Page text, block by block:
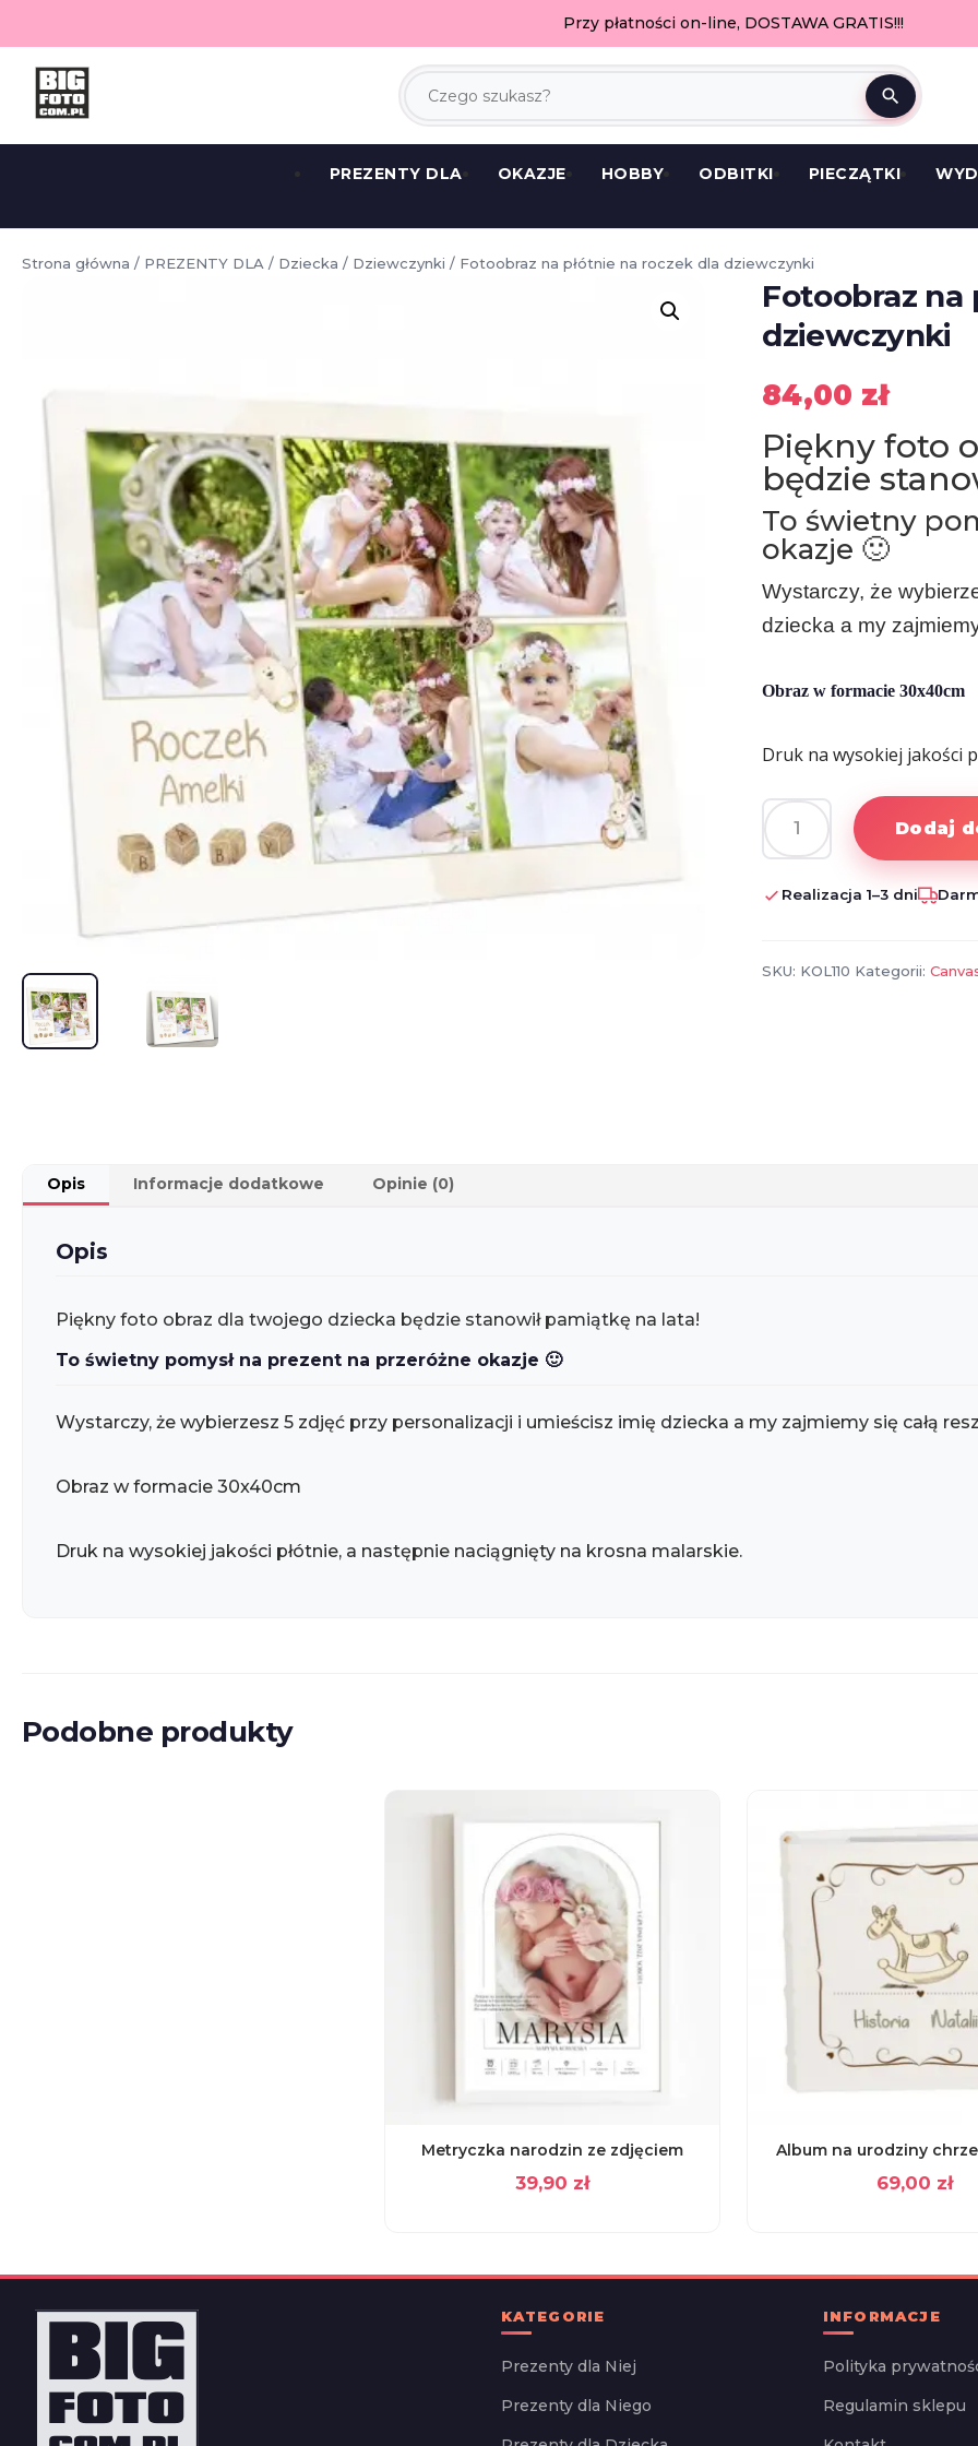
Przy płatności on-line, DOSTAWA GRATIS!!!
search
PREZENTY DLA OKAZJE HOBBY ODBITKI PIECZĄTKI
Strona główna / PREZENTY DLA / Dziecka / Dziewczynki / Fotoobraz na płótnie na roczek dla dziewczynki
Fotoobraz na
dziewczynki
84,00 zł
Piękny foto
będzie
To świetny
okazje 🙂
Wystarczy, że
dziecka a my
Obraz w formacie 30x40cm
Druk na wysokiej jakości
ilość
Fotoobraz
na
roczek
Dodaj
Realizacja 1–3 dni
SKU: KOL110 Kategorii:
Opis Informacje dodatkowe Opinie (0)
Opis
Piękny foto obraz dla twojego dziecka będzie stanowił pamiątkę na lata!
To świetny pomysł na prezent na przeróżne okazje 🙂
Wystarczy, że wybierzesz 5 zdjęć przy personalizacji i umieścisz imię dziecka a my zajmiemy się całą
Obraz w formacie 30x40cm
Druk na wysokiej jakości płótnie, a następnie naciągnięty na krosna malarskie.
Podobne produkty
Metryczka narodzin ze zdjęciem
39,90 zł
Album na urodziny
69,00 zł
KATEGORIE
Prezenty dla Niej
Prezenty dla Niego
INFORMACJE
Polityka
Regulamin sklepu